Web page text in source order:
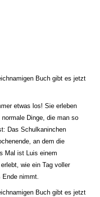
Buch gibt es jetzt
etwas los! Sie erleben
Dinge, die man so
Das Schulkaninchen
an dem die
Mal ist Luis einem
wie ein Tag voller
nimmt.
Buch gibt es jetzt